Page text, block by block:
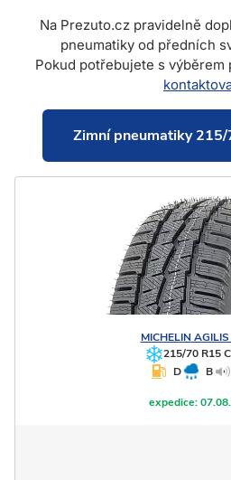
Na Prezuto.cz pravidelně
pneumatiky od předních
Pokud potřebujete s výběrem
Zimní pneumatiky
MICHELIN
215/70 R15
D
B
expedice: